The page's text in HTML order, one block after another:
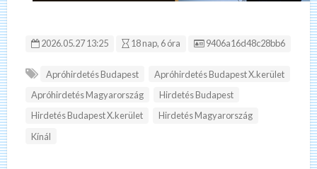
2026.05.27 13:25 18 nap, 6 óra Hirdetés ID:
9406a16d48c28bb6
Apróhirdetés Budapest
Apróhirdetés Budapest X.kerület
Apróhirdetés Magyarország
Hirdetés Budapest
Hirdetés Budapest X.kerület
Hirdetés Magyarország
Kínál